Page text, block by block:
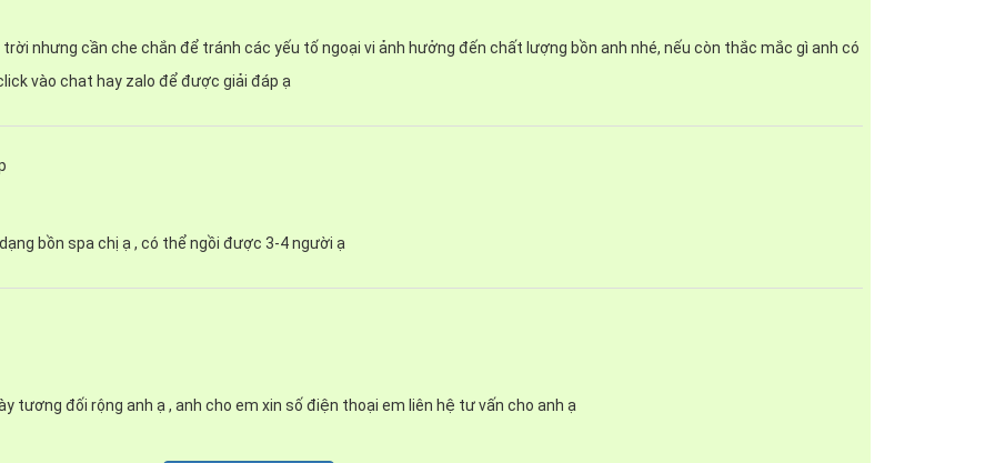
được đặt ở những nơi có diện tích rộng rãi, hoặc đặt ngoài trời
nhưng cần che chắn để tránh các yếu tố ngoại vi ảnh hưởng đến chất lượng bồn anh nhé, nếu còn thắc mắc gì anh có
vào chat hay zalo để được giải đáp ạ
bồn spa chị ạ , có thể ngồi được 3-4 người ạ
tương đối rộng anh ạ , anh cho em xin số điện thoại em liên hệ tư vấn cho anh ạ